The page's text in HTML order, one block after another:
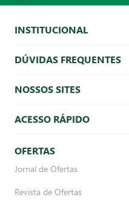
INSTITUCIONAL
DÚVIDAS FREQUENTES
NOSSOS SITES
ACESSO RÁPIDO
OFERTAS
Jornal de Ofertas
Revista de Ofertas